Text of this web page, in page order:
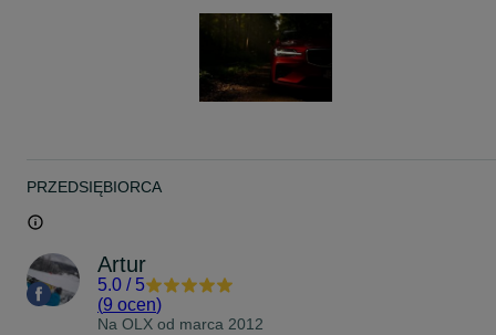
PRZEDSIĘBIORCA
Artur
5.0 / 5
(9 ocen)
Na OLX od marca 2012